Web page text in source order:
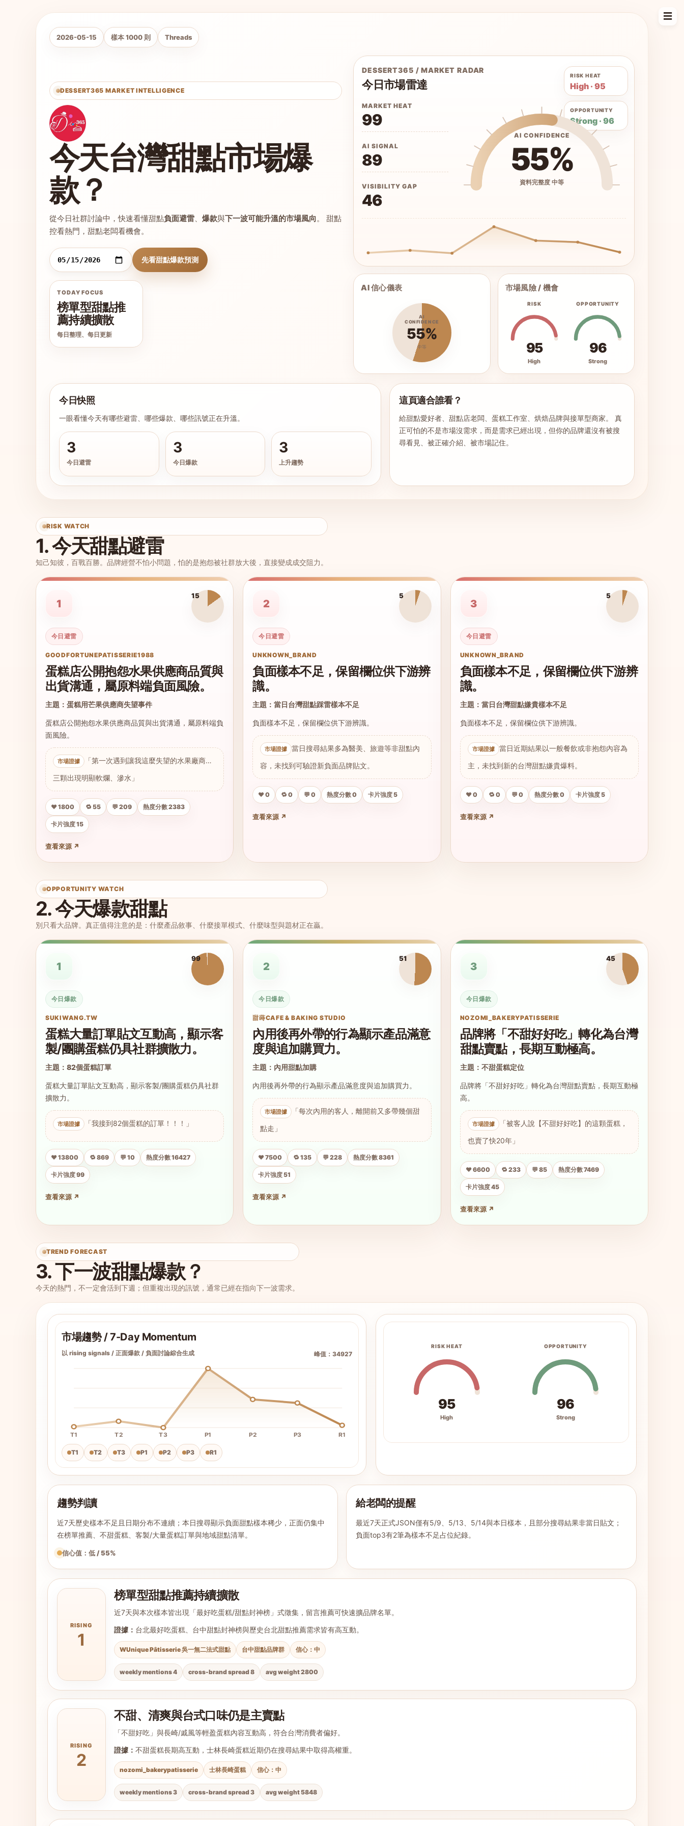
☰
2026-05-15 樣本 1000 則 Threads
DESSERT365 MARKET INTELLIGENCE
今天台灣甜點市場爆
款？
從今日社群討論中，快速看懂甜點負面避雷、 爆款與下一波可能升溫的市場風向。 甜點
控看熱門，甜點老闆看機會。
先看甜點爆款預測
TODAY FOCUS
榜單型甜點推
薦持續擴散
每日整理、每日更新
DESSERT365 / MARKET RADAR
今日市場雷達
RISK HEAT
High · 95
OPPORTUNITY
Strong · 96
MARKET HEAT
99
AI SIGNAL
89
VISIBILITY GAP
46
AI CONFIDENCE
55%
資料完整度 中等
AI 信心儀表
AI
CONFIDENCE
55%
中等
市場風險 / 機會
RISK
95
High
OPPORTUNITY
96
Strong
今日快照
一眼看懂今天有哪些避雷、哪些爆款、哪些訊號正在升溫。
3
今日避雷
3
今日爆款
3
上升趨勢
這頁適合誰看？
給甜點愛好者、甜點店老闆、蛋糕工作室、烘焙品牌與接單型商家。 真
正可怕的不是市場沒需求，而是需求已經出現，但你的品牌還沒有被搜
尋看見、被正確介紹、被市場記住。
RISK WATCH
1. 今天甜點避雷
知己知彼，百戰百勝。品牌經營不怕小問題，怕的是抱怨被社群放大後，直接變成成交阻力。
1
15
今日避雷
GOODFORTUNEPATISSERIE1988
蛋糕店公開抱怨水果供應商品質與
出貨溝通，屬原料端負面風險。
主題：蛋糕用芒果供應商失望事件
蛋糕店公開抱怨水果供應商品質與出貨溝通，屬原料端負
面風險。
「第一次遇到讓我這麼失望的水果廠商…
三顆出現明顯軟爛、滲水」
❤️ 1800 🔁 55 💬 209 熱度分數 2383
卡片強度 15
查看來源 ↗
2
5
今日避雷
UNKNOWN_BRAND
負面樣本不足，保留欄位供下游辨
識。
主題：當日台灣甜點踩雷樣本不足
負面樣本不足，保留欄位供下游辨識。
當日搜尋結果多為醫美、旅遊等非甜點內
容，未找到可驗證新負面品牌貼文。
❤️ 0 🔁 0 💬 0 熱度分數 0 卡片強度 5
查看來源 ↗
3
5
今日避雷
UNKNOWN_BRAND
負面樣本不足，保留欄位供下游辨
識。
主題：當日台灣甜點嫌貴樣本不足
負面樣本不足，保留欄位供下游辨識。
當日近期結果以一般餐飲或非抱怨內容為
主，未找到新的台灣甜點嫌貴爆料。
❤️ 0 🔁 0 💬 0 熱度分數 0 卡片強度 5
查看來源 ↗
OPPORTUNITY WATCH
2. 今天爆款甜點
別只看大品牌。真正值得注意的是：什麼產品敘事、什麼接單模式、什麼味型與題材正在贏。
1
99
今日爆款
SUKIWANG.TW
蛋糕大量訂單貼文互動高，顯示客
製/團購蛋糕仍具社群擴散力。
主題：82個蛋糕訂單
蛋糕大量訂單貼文互動高，顯示客製/團購蛋糕仍具社群
擴散力。
「我接到82個蛋糕的訂單！！！」
❤️ 13800 🔁 869 💬 10 熱度分數 16427
卡片強度 99
查看來源 ↗
2
51
今日爆款
甜蒔CAFE & BAKING STUDIO
內用後再外帶的行為顯示產品滿意
度與追加購買力。
主題：內用甜點加購
內用後再外帶的行為顯示產品滿意度與追加購買力。
「每次內用的客人，離開前又多帶幾個甜
點走」
❤️ 7500 🔁 135 💬 228 熱度分數 8361
卡片強度 51
查看來源 ↗
3
45
今日爆款
NOZOMI_BAKERYPATISSERIE
品牌將「不甜好好吃」轉化為台灣
甜點賣點，長期互動極高。
主題：不甜蛋糕定位
品牌將「不甜好好吃」轉化為台灣甜點賣點，長期互動極
高。
「被客人說【不甜好好吃】的這顆蛋糕，
也賣了快20年」
❤️ 6600 🔁 233 💬 85 熱度分數 7469
卡片強度 45
查看來源 ↗
TREND FORECAST
3. 下一波甜點爆款？
今天的熱門，不一定會活到下週；但重複出現的訊號，通常已經在指向下一波需求。
市場趨勢 / 7-Day Momentum
以 rising signals / 正面爆款 / 負面討論綜合生成 峰值：34927
T1 T2 T3 P1 P2 P3 R1
T1 T2 T3 P1 P2 P3 R1
RISK HEAT
95
High
OPPORTUNITY
96
Strong
趨勢判讀
近7天歷史樣本不足且日期分布不連續；本日搜尋顯示負面甜點樣本稀少，正面仍集中
在榜單推薦、不甜蛋糕、客製/大量蛋糕訂單與地域甜點清單。
信心值：低 / 55%
給老闆的提醒
最近7天正式JSON僅有5/9、5/13、5/14與本日樣本，且部分搜尋結果非當日貼文；
負面top3有2筆為樣本不足占位紀錄。
RISING
1
榜單型甜點推薦持續擴散
近7天與本次樣本皆出現「最好吃蛋糕/甜點封神榜」式徵集，留言推薦可快速擴品牌名單。
證據： 台北最好吃蛋糕、台中甜點封神榜與歷史台北甜點推薦需求皆有高互動。
WUnique Pâtisserie 吳一無二法式甜點 台中甜點品牌群 信心：中
weekly mentions 4 cross-brand spread 8 avg weight 2800
RISING
2
不甜、清爽與台式口味仍是主賣點
「不甜好吃」與長崎/戚風等輕盈蛋糕內容互動高，符合台灣消費者偏好。
證據： 不甜蛋糕長期高互動，士林長崎蛋糕近期仍在搜尋結果中取得高權重。
nozomi_bakerypatisserie 士林長崎蛋糕 信心：中
weekly mentions 3 cross-brand spread 3 avg weight 5848